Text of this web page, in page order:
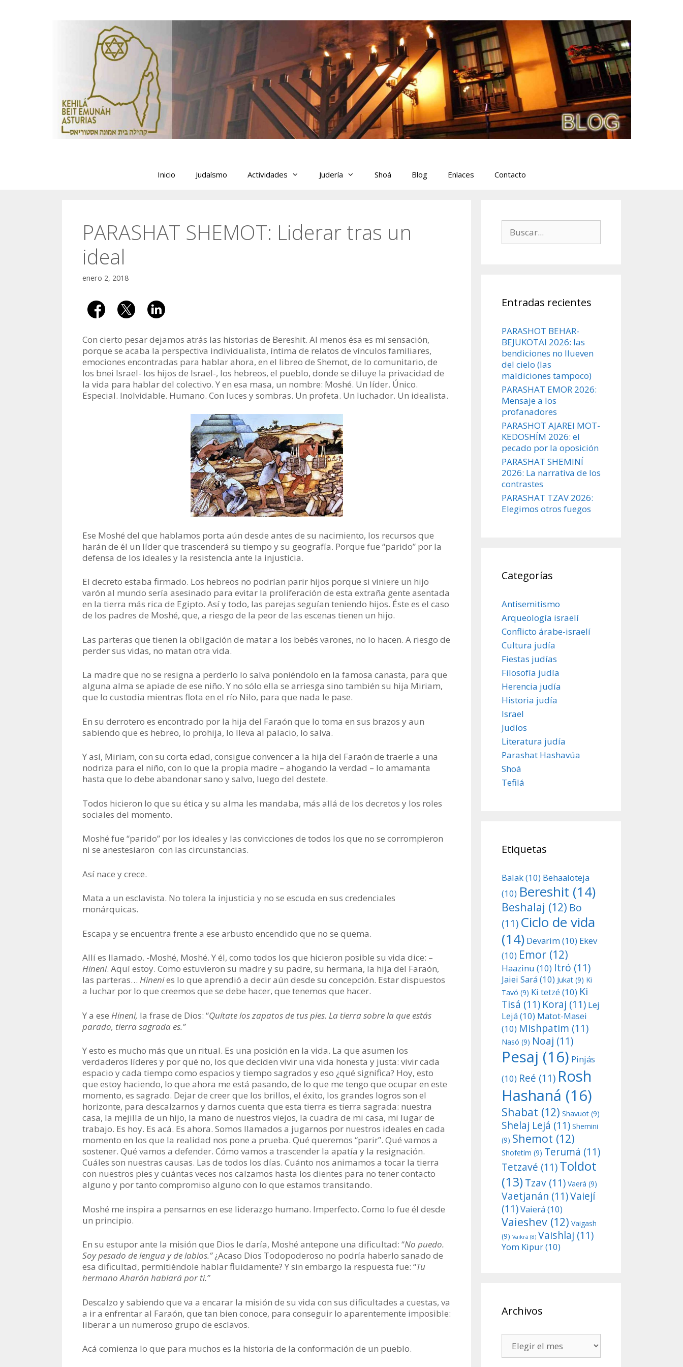
Inicio Judaísmo Actividades Judería Shoá Blog Enlaces Contacto
PARASHAT SHEMOT: Liderar tras un
ideal
enero 2, 2018
Con cierto pesar dejamos atrás las historias de Bereshit. Al menos ésa es mi sensación,
porque se acaba la perspectiva individualista, íntima de relatos de vínculos familiares,
emociones encontradas para hablar ahora, en el libreo de Shemot, de lo comunitario, de
los bnei Israel- los hijos de Israel-, los hebreos, el pueblo, donde se diluye la privacidad de
la vida para hablar del colectivo. Y en esa masa, un nombre: Moshé. Un líder. Único.
Especial. Inolvidable. Humano. Con luces y sombras. Un profeta. Un luchador. Un idealista.
Ese Moshé del que hablamos porta aún desde antes de su nacimiento, los recursos que
harán de él un líder que trascenderá su tiempo y su geografía. Porque fue “parido” por la
defensa de los ideales y la resistencia ante la injusticia.
El decreto estaba firmado. Los hebreos no podrían parir hijos porque si viniere un hijo
varón al mundo sería asesinado para evitar la proliferación de esta extraña gente asentada
en la tierra más rica de Egipto. Así y todo, las parejas seguían teniendo hijos. Éste es el caso
de los padres de Moshé, que, a riesgo de la peor de las escenas tienen un hijo.
Las parteras que tienen la obligación de matar a los bebés varones, no lo hacen. A riesgo de
perder sus vidas, no matan otra vida.
La madre que no se resigna a perderlo lo salva poniéndolo en la famosa canasta, para que
alguna alma se apiade de ese niño. Y no sólo ella se arriesga sino también su hija Miriam,
que lo custodia mientras flota en el río Nilo, para que nada le pase.
En su derrotero es encontrado por la hija del Faraón que lo toma en sus brazos y aun
sabiendo que es hebreo, lo prohija, lo lleva al palacio, lo salva.
Y así, Miriam, con su corta edad, consigue convencer a la hija del Faraón de traerle a una
nodriza para el niño, con lo que la propia madre – ahogando la verdad – lo amamanta
hasta que lo debe abandonar sano y salvo, luego del destete.
Todos hicieron lo que su ética y su alma les mandaba, más allá de los decretos y los roles
sociales del momento.
Moshé fue “parido” por los ideales y las convicciones de todos los que no se corrompieron
ni se anestesiaron con las circunstancias.
Así nace y crece.
Mata a un esclavista. No tolera la injusticia y no se escuda en sus credenciales
monárquicas.
Escapa y se encuentra frente a ese arbusto encendido que no se quema.
Allí es llamado. -Moshé, Moshé. Y él, como todos los que hicieron posible su vida dice: –
Hineni. Aquí estoy. Como estuvieron su madre y su padre, su hermana, la hija del Faraón,
las parteras… Hinenies lo que aprendió a decir aún desde su concepción. Estar dispuestos
a luchar por lo que creemos que se debe hacer, que tenemos que hacer.
Y a ese Hineni, la frase de Dios: “Quítate los zapatos de tus pies. La tierra sobre la que estás
parado, tierra sagrada es.”
Y esto es mucho más que un ritual. Es una posición en la vida. La que asumen los
verdaderos líderes y por qué no, los que deciden vivir una vida honesta y justa: vivir cada
espacio y cada tiempo como espacios y tiempo sagrados y eso ¿qué significa? Hoy, esto
que estoy haciendo, lo que ahora me está pasando, de lo que me tengo que ocupar en este
momento, es sagrado. Dejar de creer que los brillos, el éxito, los grandes logros son el
horizonte, para descalzarnos y darnos cuenta que esta tierra es tierra sagrada: nuestra
casa, la mejilla de un hijo, la mano de nuestros viejos, la cuadra de mi casa, mi lugar de
trabajo. Es hoy. Es acá. Es ahora. Somos llamados a jugarnos por nuestros ideales en cada
momento en los que la realidad nos pone a prueba. Qué queremos “parir”. Qué vamos a
sostener. Qué vamos a defender. Cómo vamos a trascender la apatía y la resignación.
Cuáles son nuestras causas. Las de todos los días. Cuánto nos animamos a tocar la tierra
con nuestros pies y cuántas veces nos calzamos hasta los dientes para no tener contacto
alguno y por tanto compromiso alguno con lo que estamos transitando.
Moshé me inspira a pensarnos en ese liderazgo humano. Imperfecto. Como lo fue él desde
un principio.
En su estupor ante la misión que Dios le daría, Moshé antepone una dificultad: “No puedo.
Soy pesado de lengua y de labios.”¿Acaso Dios Todopoderoso no podría haberlo sanado de
esa dificultad, permitiéndole hablar fluidamente? Y sin embargo la respuesta fue: “Tu
hermano Aharón hablará por ti.”
Descalzo y sabiendo que va a encarar la misión de su vida con sus dificultades a cuestas, va
a ir a enfrentar al Faraón, que tan bien conoce, para conseguir lo aparentemente imposible:
liberar a un numeroso grupo de esclavos.
Acá comienza lo que para muchos es la historia de la conformación de un pueblo.
Entradas recientes
PARASHOT BEHAR-
BEJUKOTAI 2026: las
bendiciones no llueven
del cielo (las
maldiciones tampoco)
PARASHAT EMOR 2026:
Mensaje a los
profanadores
PARASHOT AJAREI MOT-
KEDOSHÍM 2026: el
pecado por la oposición
PARASHAT SHEMINÍ
2026: La narrativa de los
contrastes
PARASHAT TZAV 2026:
Elegimos otros fuegos
Categorías
Antisemitismo
Arqueología israelí
Conflicto árabe-israelí
Cultura judía
Fiestas judías
Filosofía judía
Herencia judía
Historia judía
Israel
Judíos
Literatura judía
Parashat Hashavúa
Shoá
Tefilá
Etiquetas
Balak(10) Behaaloteja
(10) Bereshit (14)
Beshalaj (12) Bo
(11) Ciclo de vida
(14) Devarim(10) Ekev
(10) Emor (12)
Haazinu (10) Itró (11)
Jaiei Sará(10) Jukat (9) Ki
Tavó (9) Ki tetzé(10) Ki
Tisá (11) Koraj (11) Lej
Lejá(10) Matot-Masei
(10) Mishpatim (11)
Nasó (9) Noaj (11)
Pesaj (16) Pinjás
(10) Reé (11) Rosh
Hashaná (16)
Shabat (12) Shavuot (9)
Shelaj Lejá (11) Shemini
(9) Shemot (12)
Shofetím (9) Terumá (11)
Tetzavé (11)Toldot
(13) Tzav (11) Vaerá (9)
Vaetjanán (11)Vaiejí
(11)Vaierá(10)
Vaieshev (12) Vaigash
(9) Vaikrá (8) Vaishlaj (11)
Yom Kipur(10)
Archivos